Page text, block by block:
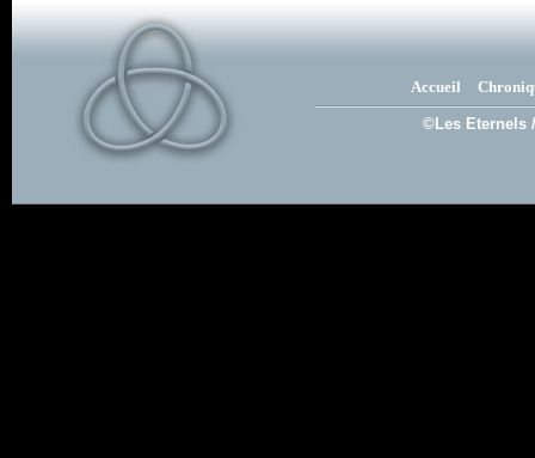
Accueil
©Les Eternels